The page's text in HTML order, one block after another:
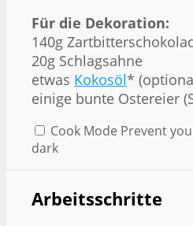
Für die Dekoration:
140g
20g Schlagsahne
etwas Kokosöl*
einige bunte Ostereier
Cook Mode Prevent
dark
Arbeitsschritte